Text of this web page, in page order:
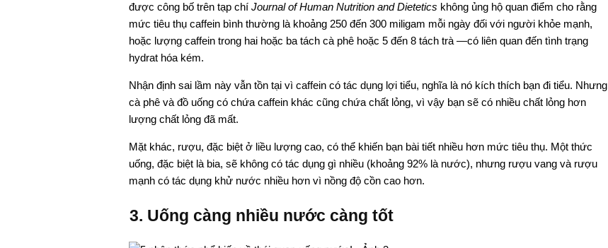
được công bố trên tạp chí Journal of Human Nutrition and Dietetics không ủng hộ quan điểm cho rằng
mức tiêu thụ caffein bình thường là khoảng 250 đến 300 miligam mỗi ngày đối với người khỏe mạnh,
hoặc lượng caffein trong hai hoặc ba tách cà phê hoặc 5 đến 8 tách trà —có liên quan đến tình trạng
hydrat hóa kém.
Nhận định sai lầm này vẫn tồn tại vì caffein có tác dụng lợi tiểu, nghĩa là nó kích thích bạn đi tiểu. Nhưng
cà phê và đồ uống có chứa caffein khác cũng chứa chất lỏng, vì vậy bạn sẽ có nhiều chất lỏng hơn
lượng chất lỏng đã mất.
Mặt khác, rượu, đặc biệt ở liều lượng cao, có thể khiến bạn bài tiết nhiều hơn mức tiêu thụ. Một thức
uống, đặc biệt là bia, sẽ không có tác dụng gì nhiều (khoảng 92% là nước), nhưng rượu vang và rượu
mạnh có tác dụng khử nước nhiều hơn vì nồng độ cồn cao hơn.
3. Uống càng nhiều nước càng tốt